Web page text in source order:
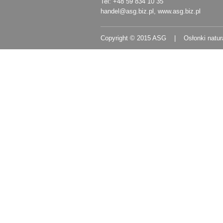
handel@asg.biz.pl , www.asg.biz.pl
Copyright © 2015 ASG | Osłonki